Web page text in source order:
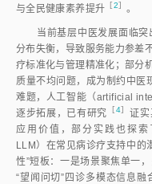
与全民健康素养提升 ［2］ 。
当前基层中医发展面临
分布失衡，导致服务能力参差
疗标准化与管理精准化；部分
质量不均问题，成为制约中医
难题，人工智能（artificial
逐步拓展，已有研究 ［4］证实
应用价值，部分实践也探索
LLM）在常见病诊疗支持中的
性”短板：一是场景聚焦单一
“望闻问切”四诊多模态信息